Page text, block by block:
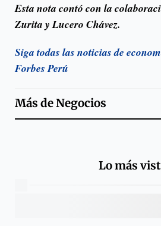
Esta nota contó con la
Zurita y Lucero Chávez.
Siga todas las noticias de
Forbes Perú
Más deNegocios
Lo más